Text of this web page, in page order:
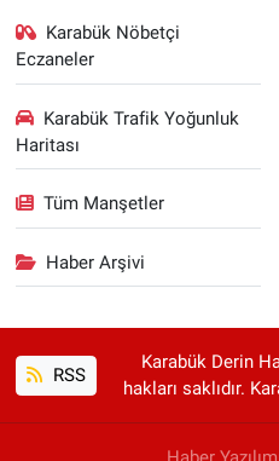
Karabük Nöbetçi
Eczaneler
Karabük Trafik Yoğunluk
Haritası
Tüm Manşetler
Haber Arşivi
RSS
Karabük Derin
hakları saklıdır.